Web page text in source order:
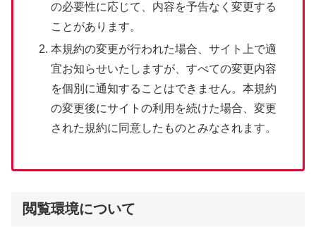
の必要性に応じて、内容を予告なく変更する
ことがあります。
本規約の変更が行われた場合、サイト上で適
宜お知らせいたしますが、すべての変更内容
を個別に通知することはできません。本規約
の変更後にサイトの利用を続けた場合、変更
された規約に同意したものとみなされます。
閲覧環境について